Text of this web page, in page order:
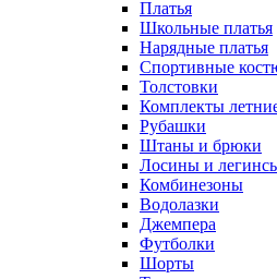
Платья
Школьные платья
Нарядные платья
Спортивные
Толстовки
Комплекты
Рубашки
Штаны и брюки
Лосины и
Комбинезоны
Водолазки
Джемпера
Футболки
Шорты